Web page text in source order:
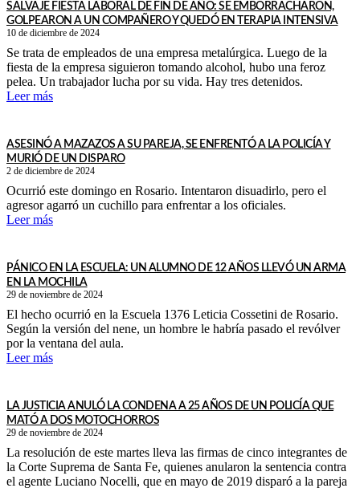
SALVAJE FIESTA LABORAL DE FIN DE AÑO: SE EMBORRACHARON,
GOLPEARON A UN COMPAÑERO Y QUEDÓ EN TERAPIA INTENSIVA
10 de diciembre de 2024
Se trata de empleados de una empresa metalúrgica. Luego de la
fiesta de la empresa siguieron tomando alcohol, hubo una feroz
pelea. Un trabajador lucha por su vida. Hay tres detenidos.
Leer más
ASESINÓ A MAZAZOS A SU PAREJA, SE ENFRENTÓ A LA POLICÍA Y
MURIÓ DE UN DISPARO
2 de diciembre de 2024
Ocurrió este domingo en Rosario. Intentaron disuadirlo, pero el
agresor agarró un cuchillo para enfrentar a los oficiales.
Leer más
PÁNICO EN LA ESCUELA: UN ALUMNO DE 12 AÑOS LLEVÓ UN ARMA
EN LA MOCHILA
29 de noviembre de 2024
El hecho ocurrió en la Escuela 1376 Leticia Cossetini de Rosario.
Según la versión del nene, un hombre le habría pasado el revólver
por la ventana del aula.
Leer más
LA JUSTICIA ANULÓ LA CONDENA A 25 AÑOS DE UN POLICÍA QUE
MATÓ A DOS MOTOCHORROS
29 de noviembre de 2024
La resolución de este martes lleva las firmas de cinco integrantes de
la Corte Suprema de Santa Fe, quienes anularon la sentencia contra
el agente Luciano Nocelli, que en mayo de 2019 disparó a la pareja